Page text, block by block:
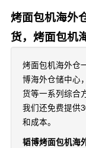
烤面包机海外
货，烤面包机
烤面包机海外仓
博海外仓储中心
货等一系列综合
我们还免费提供
和成本。
韬博烤面包机海